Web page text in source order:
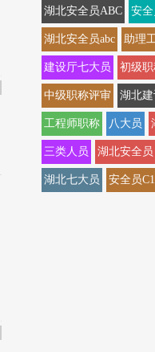
湖北安全员ABC 安
湖北安全员abc 助理
建设厅七大员 初级
中级职称评审 湖北
工程师职称 八大员
三类人员 湖北安全员
湖北七大员 安全员C1